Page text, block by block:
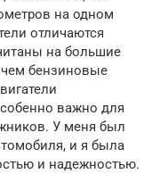
на одном
отличаются
на большие
чем бензиновые
важно для
У меня был
и я была
и надежностью.